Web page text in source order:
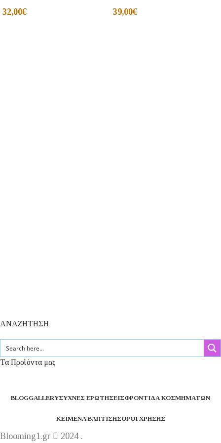
32,00€ 39,00€
ΑΝΑΖΗΤΗΣΗ
Τα Προϊόντα μας
BLOGGALLERYΣΥΧΝΈΣ ΕΡΩΤΉΣΕΙΣΦΡΟΝΤΊΔΑ ΚΟΣΜΗΜΆΤΩΝ
ΚΕΊΜΕΝΑ ΒΆΠΤΙΣΗΣΌΡΟΙ ΧΡΉΣΗΣ
Blooming1.gr 2024 .